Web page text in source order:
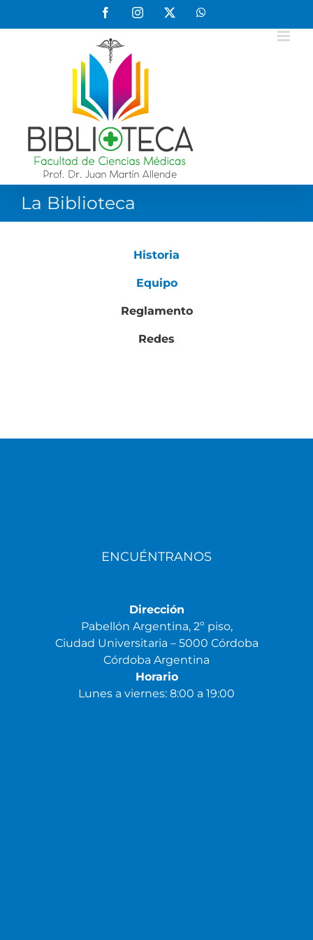
FacebookInstagram WhatsApp
La Biblioteca
Historia
Equipo
Reglamento
Redes
ENCUÉNTRANOS
Dirección
Pabellón Argentina, 2º piso,
Ciudad Universitaria – 5000 Córdoba
Córdoba Argentina
Horario
Lunes a viernes: 8:00 a 19:00